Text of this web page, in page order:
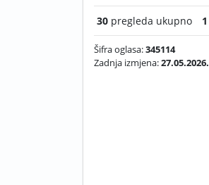
30 pregleda ukupno 1
Šifra oglasa:345114
Zadnja izmjena:27.05.2026.